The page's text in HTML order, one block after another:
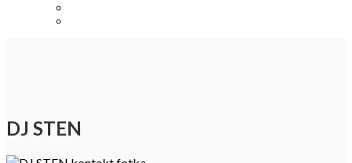
DJ STEN